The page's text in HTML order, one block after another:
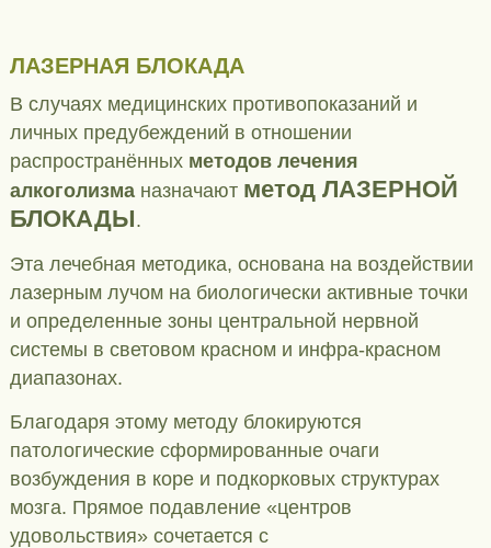
ЛАЗЕРНАЯ БЛОКАДА
В случаях медицинских противопоказаний и
личных предубеждений в отношении
распространённых методов лечения
алкоголизманазначают метод ЛАЗЕРНОЙ
БЛОКАДЫ.
Эта лечебная методика, основана на воздействии
лазерным лучом на биологически активные точки
и определенные зоны центральной нервной
системы в световом красном и инфра-красном
диапазонах.
Благодаря этому методу блокируются
патологические сформированные очаги
возбуждения в коре и подкорковых структурах
мозга. Прямое подавление «центров
удовольствия» сочетается с